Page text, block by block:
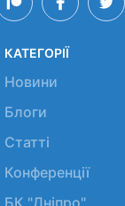
КАТЕГОРІЇ
Новини
Блоги
Статті
Конференції
БК "Дніпро"